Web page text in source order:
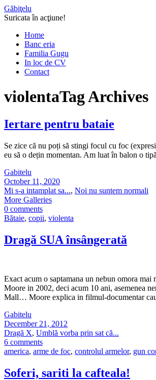
Găbiţelu
Suricata în acţiune!
Home
Banc eria
Familia Gugu
In loc de CV
Contact
violentaTag Archives
Iertare pentru bataie
Se zice că nu poți să stingi focul cu foc
eu să o dețin momentan. Am luat în balon o
Gabitelu
October 11, 2020
Mi s-a intamplat sa..., Noi nu suntem normali
More Galleries
0 comments
Bătaie, copii, violenta
Dragă SUA însângerată
Exact acum o saptamana un nebun omora
Moore in 2002, deci acum 10 ani, asemenea
Mall… Moore explica in filmul-documentar
Gabitelu
December 21, 2012
Dragă X, Umblă vorba prin sat că...
6 comments
america, arme de foc, controlul armelor, gun
Soferi, sariti la cafteala!